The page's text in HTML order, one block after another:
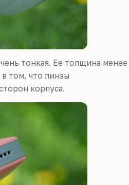
тонкая. Ее толщина менее
том, что линзы
корпуса.